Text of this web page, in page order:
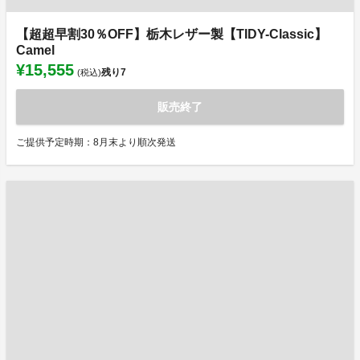
【超超早割30％OFF】栃木レザー製【TIDY-Classic】
Camel
¥15,555 (税込)残り7
販売終了
ご提供予定時期：8月末より順次発送